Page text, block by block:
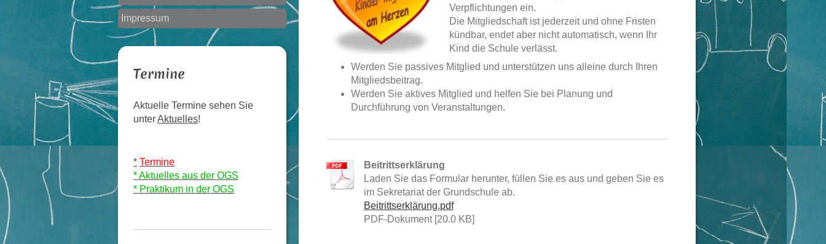
Impressum
Termine
Aktuelle Termine sehen Sie
unterAktuelles!
* Termine
* Aktuelles aus der OGS
* Praktikum in der OGS
Verpflichtungen ein.
Die Mitgliedschaft ist jederzeit und ohne Fristen
kündbar, endet aber nicht automatisch, wenn Ihr
Kind die Schule verlässt.
Werden Sie passives Mitglied und unterstützen uns alleine durch Ihren
Mitgliedsbeitrag.
Werden Sie aktives Mitglied und helfen Sie bei Planung und
Durchführung von Veranstaltungen.
Beitrittserklärung
Laden Sie das Formular herunter, füllen Sie es aus und geben Sie es
im Sekretariat der Grundschule ab.
Beitrittserklärung.pdf
PDF-Dokument [20.0 KB]